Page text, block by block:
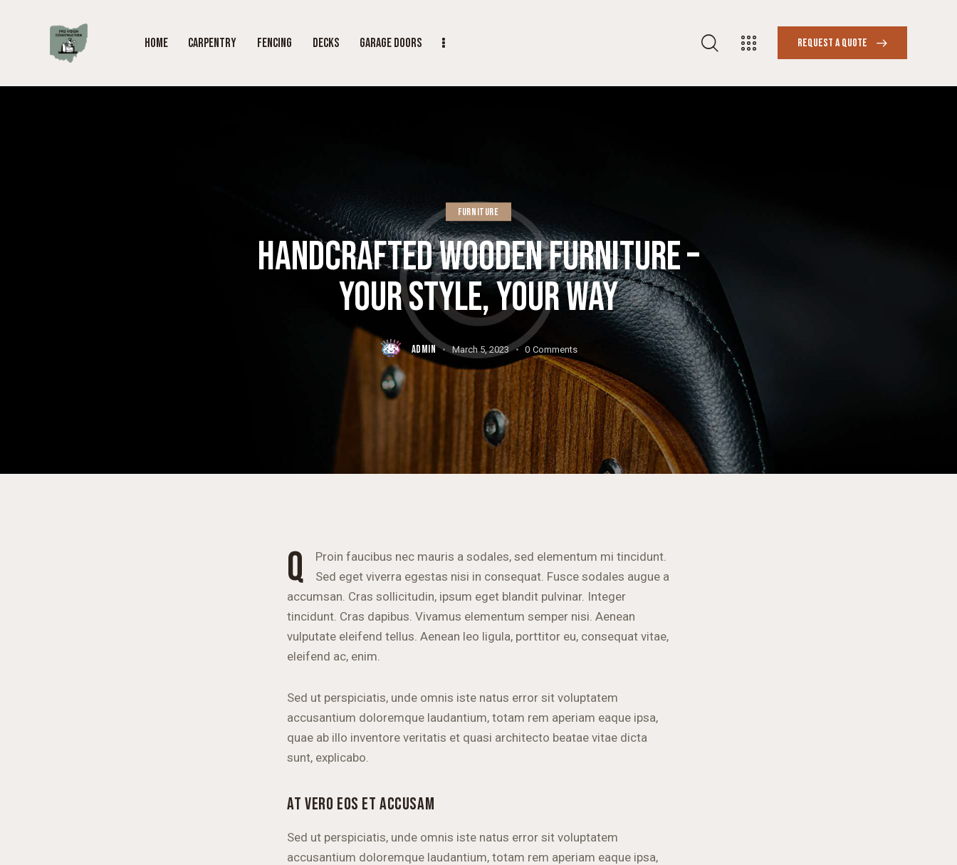
HOME CARPENTRY FENCING DECKS GARAGE DOORS REQUEST A QUOTE
FURNITURE
HANDCRAFTED WOODEN FURNITURE –
YOUR STYLE, YOUR WAY
ADMIN March 5, 2023 0 Comments
Q
Proin faucibus nec mauris a sodales, sed elementum mi tincidunt.
Sed eget viverra egestas nisi in consequat. Fusce sodales augue a
accumsan. Cras sollicitudin, ipsum eget blandit pulvinar. Integer
tincidunt. Cras dapibus. Vivamus elementum semper nisi. Aenean
vulputate eleifend tellus. Aenean leo ligula, porttitor eu, consequat vitae,
eleifend ac, enim.
Sed ut perspiciatis, unde omnis iste natus error sit voluptatem
accusantium doloremque laudantium, totam rem aperiam eaque ipsa,
quae ab illo inventore veritatis et quasi architecto beatae vitae dicta
sunt, explicabo.
AT VERO EOS ET ACCUSAM
Sed ut perspiciatis, unde omnis iste natus error sit voluptatem
accusantium doloremque laudantium, totam rem aperiam eaque ipsa,